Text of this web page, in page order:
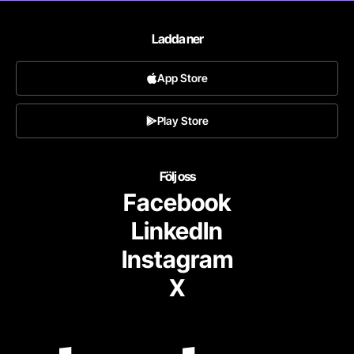
Ladda ner
App Store
Play Store
Följ oss
Facebook
LinkedIn
Instagram
X